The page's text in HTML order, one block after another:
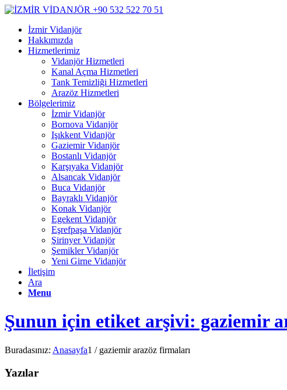
İzmir Vidanjör
Hakkımızda
Hizmetlerimiz
Vidanjör Hizmetleri
Kanal Açma Hizmetleri
Tank Temizliği Hizmetleri
Arazöz Hizmetleri
Bölgelerimiz
İzmir Vidanjör
Bornova Vidanjör
Işıkkent Vidanjör
Gaziemir Vidanjör
Bostanlı Vidanjör
Karşıyaka Vidanjör
Alsancak Vidanjör
Buca Vidanjör
Bayraklı Vidanjör
Konak Vidanjör
Egekent Vidanjör
Eşrefpaşa Vidanjör
Şirinyer Vidanjör
Şemikler Vidanjör
Yeni Girne Vidanjör
İletişim
Ara
Menu
Şunun için etiket arşivi: gaziemir
Buradasınız: Anasayfa1 / gaziemir arazöz firmaları
Yazılar